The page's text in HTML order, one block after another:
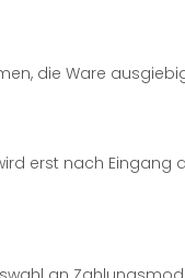
die Ware
erst nach Eingang